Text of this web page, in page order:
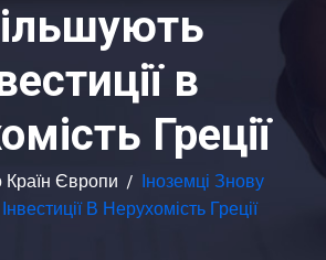
в
Греції
Країн Європи / Іноземці Знову
В Нерухомість Греції